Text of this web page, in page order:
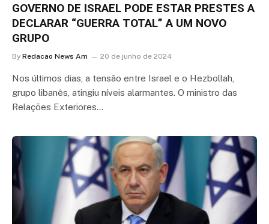
GOVERNO DE ISRAEL PODE ESTAR PRESTES A
DECLARAR “GUERRA TOTAL” A UM NOVO
GRUPO
By Redacao News Am 20 de junho de 2024
Nos últimos dias, a tensão entre Israel e o Hezbollah,
grupo libanês, atingiu níveis alarmantes. O ministro das
Relações Exteriores…